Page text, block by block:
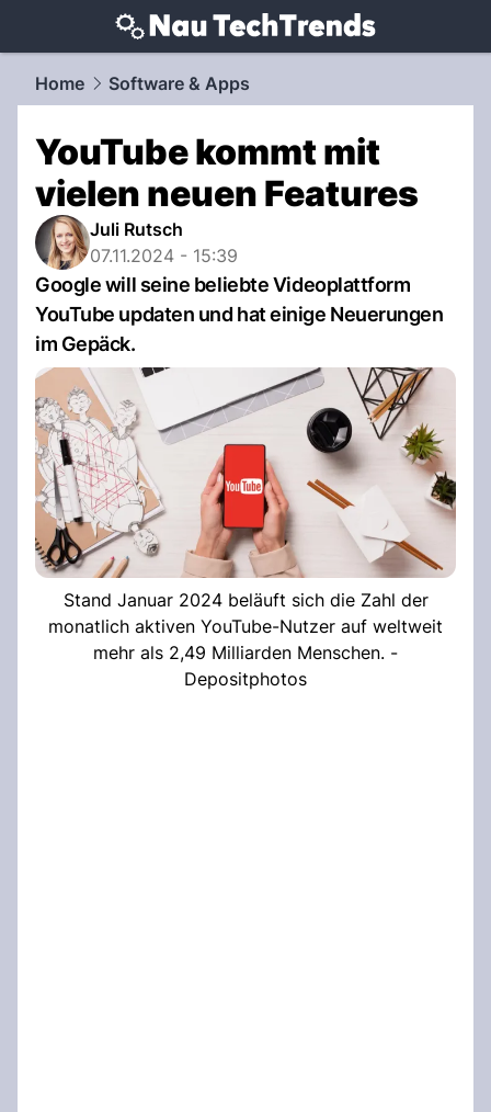
techtrends.NAU.ch
Home Software & Apps
YouTube kommt mit
vielen neuen Features
Juli Rutsch
07.11.2024 - 15:39
Google will seine beliebte Videoplattform
YouTube updaten und hat einige Neuerungen
im Gepäck.
Stand Januar 2024 beläuft sich die Zahl der
monatlich aktiven YouTube-Nutzer auf weltweit
mehr als 2,49 Milliarden Menschen. -
Depositphotos